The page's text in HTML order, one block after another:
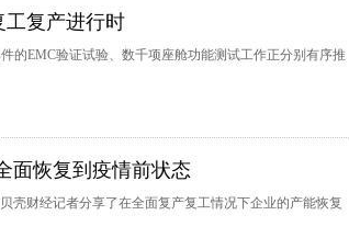
工复产进行时
的EMC验证试验、数千项座舱功能测试工作正分别有序推
面恢复到疫情前状态
壳财经记者分享了在全面复产复工情况下企业的产能恢复